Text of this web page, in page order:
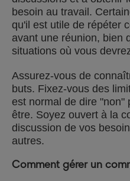
besoin au travail.
qu'il est utile de répéter
avant une réunion, bien
situations où vous
Assurez-vous de
buts. Fixez-vous des
est normal de dire "non"
être. Soyez ouvert à la
discussion de vos
autres.
Comment gérer un